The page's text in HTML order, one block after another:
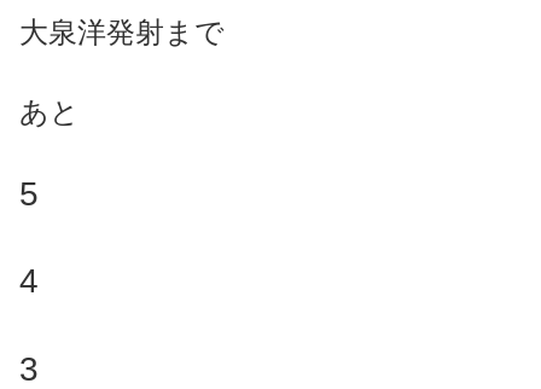
大泉洋発射まで
あと
5
4
3